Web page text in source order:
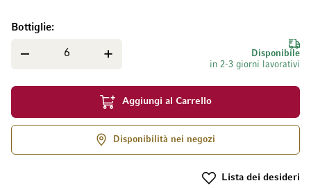
Disponibile
in 2-3 giorni lavorativi
Bottiglie
Aggiungi al Carrello
Disponibilità nei negozi
Lista dei desideri